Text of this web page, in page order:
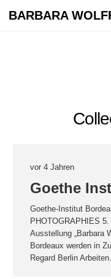
BARBARA
vor 4 Jahren
Goethe
Goethe-Institut
PHOTOGRAPHIES
Ausstellung „Barbara
Bordeaux werden in
Regard Berlin